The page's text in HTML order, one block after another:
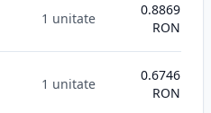
1 unitate
0.8869
RON
1 unitate
0.6746
RON